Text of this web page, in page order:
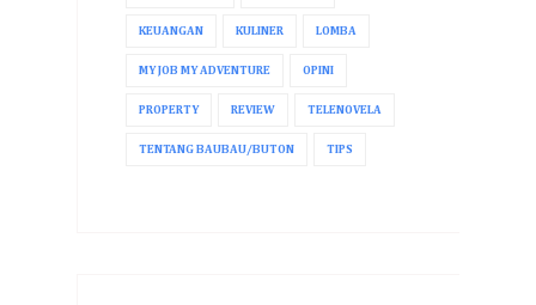
KEUANGAN KULINER LOMBA
MY JOB MY ADVENTURE OPINI
PROPERTY REVIEW TELENOVELA
TENTANG BAUBAU/BUTON TIPS